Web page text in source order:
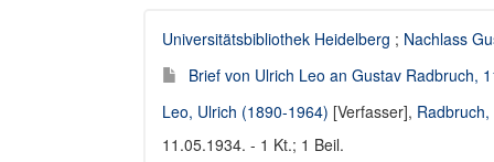
Universitätsbibliothek Heidelberg ; Nachlass
Brief von Ulrich Leo an Gustav Radbruch,
Leo, Ulrich (1890-1964) [Verfasser],
11.05.1934. - 1 Kt.; 1 Beil.